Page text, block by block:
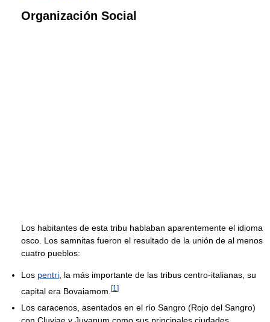
Organización Social
Los habitantes de esta tribu hablaban aparentemente el idioma
osco. Los samnitas fueron el resultado de la unión de al menos
cuatro pueblos:
Los pentri , la más importante de las tribus centro-italianas, su
capital era Bovaiamom. [1 ]
Los caracenos, asentados en el río Sangro (Rojo del Sangro)